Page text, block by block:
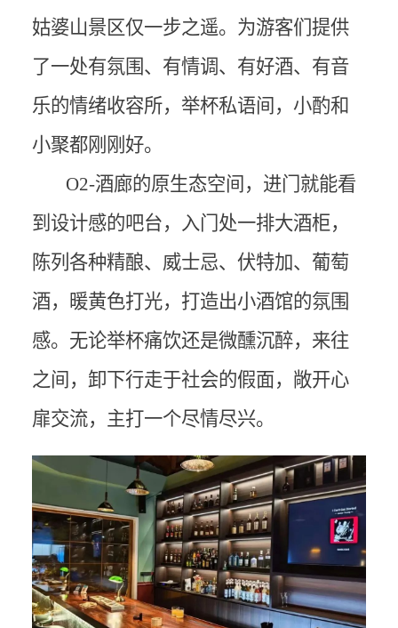
姑婆山景区仅一步之遥。为游客们提供
了一处有氛围、有情调、有好酒、有音
乐的情绪收容所，举杯私语间，小酌和
小聚都刚刚好。
O2-酒廊的原生态空间，进门就能看
到设计感的吧台，入门处一排大酒柜，
陈列各种精酿、威士忌、伏特加、葡萄
酒，暖黄色打光，打造出小酒馆的氛围
感。无论举杯痛饮还是微醺沉醉，来往
之间，卸下行走于社会的假面，敞开心
扉交流，主打一个尽情尽兴。